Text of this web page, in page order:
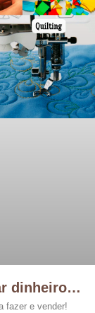
dinheiro…
fazer e vender!